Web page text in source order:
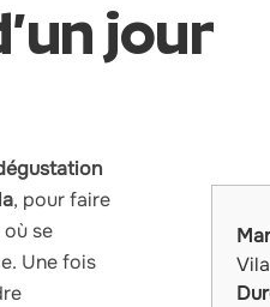
jour
, pour faire
se
Une fois